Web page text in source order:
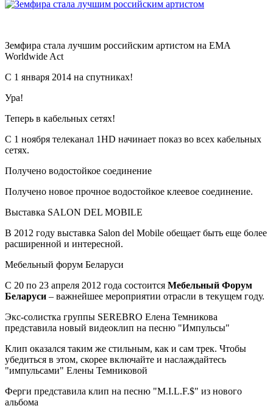
Земфира стала лучшим российским артистом на EMA
Worldwide Act
С 1 января 2014 на спутниках!
Ура!
Теперь в кабельных сетях!
С 1 ноября телеканал 1HD начинает показ во всех кабельных
сетях.
Получено водостойкое соединение
Получено новое прочное водостойкое клеевое соединение.
Выставка SALON DEL MOBILE
В 2012 году выставка Salon del Mobile обещает быть еще более
расширенной и интересной.
Мебельный форум Беларуси
С 20 по 23 апреля 2012 года состоится Мебельный Форум
Беларуси – важнейшее мероприятии отрасли в текущем году.
Экс-солистка группы SEREBRO Елена Темникова
представила новый видеоклип на песню "Импульсы"
Клип оказался таким же стильным, как и сам трек. Чтобы
убедиться в этом, скорее включайте и наслаждайтесь
"импульсами" Елены Темниковой
Ферги представила клип на песню "M.I.L.F.$" из нового
альбома